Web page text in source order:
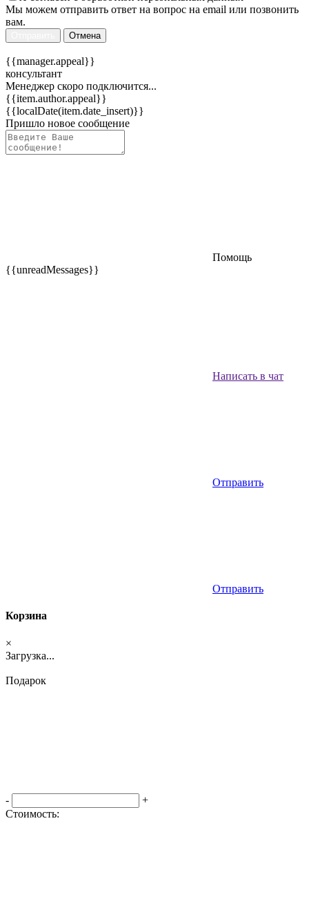
Мы можем отправить ответ на вопрос на email или позвонить
вам.
Отмена
{{manager.appeal}}
консультант
Менеджер скоро подключится...
{{item.author.appeal}}
{{localDate(item.date_insert)}}
Пришло новое сообщение
Помощь
{{unreadMessages}}
Написать в чат
Отправить
Отправить
Корзина
×
Загрузка...
Подарок
-
+
Стоимость: